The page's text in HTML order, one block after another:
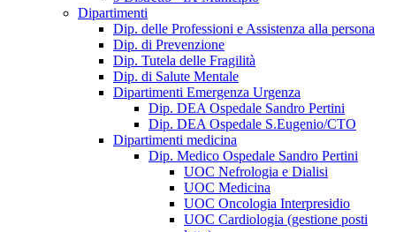
Dipartimenti
Dip. delle Professioni e Assistenza alla persona
Dip. di Prevenzione
Dip. Tutela delle Fragilità
Dip. di Salute Mentale
Dipartimenti Emergenza Urgenza
Dip. DEA Ospedale Sandro Pertini
Dip. DEA Ospedale S.Eugenio/CTO
Dipartimenti medicina
Dip. Medico Ospedale Sandro Pertini
UOC Nefrologia e Dialisi
UOC Medicina
UOC Oncologia Interpresidio
UOC Cardiologia (gestione posti